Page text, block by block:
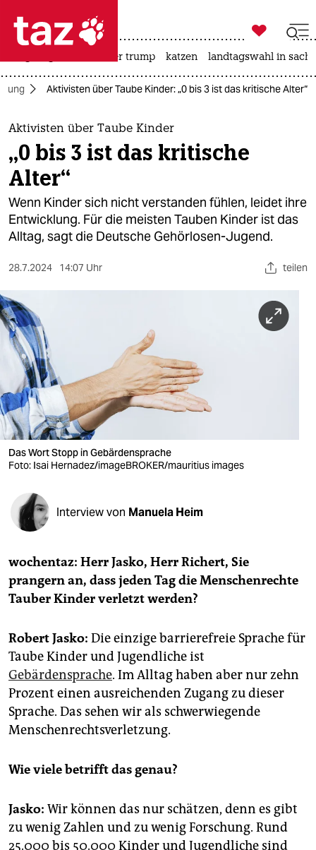
 taz zahl ich
taz zahl ich
themen
politik
öko
gesellschaft
sport
berlin
nord
wahrheit
verlag
verlag
veranstaltungen
shop
fragen & hilfe
unterstützen
abo
epaper login

taz zahl ich
usa unter trump katzen landtagswahl in
Aktivisten über Taube Kinder: „0 bis 3 ist das kritische Alter“
Aktivisten über Taube Kinder
„0 bis 3 ist das kritische
Alter“
Wenn Kinder sich nicht verstanden fühlen, leidet ihre
Entwicklung. Für die meisten Tauben Kinder ist das
Alltag, sagt die Deutsche Gehörlosen-Jugend.
28.7.2024 14:07 Uhr teilen
Das Wort Stopp in Gebärdensprache
Foto: Isai Hernadez/imageBROKER/mauritius images
Interview von Manuela Heim
wochentaz: Herr Jasko, Herr Richert, Sie
prangern an, dass jeden Tag die Menschenrechte
Tauber Kinder verletzt werden?
Robert Jasko: Die einzige barrierefreie Sprache für
Taube Kinder und Jugendliche ist
Gebärdensprache. Im Alltag haben aber nur zehn
Prozent einen ausreichenden Zugang zu dieser
Sprache. Das sehen wir als schwerwiegende
Menschenrechtsverletzung.
Wie viele betrifft das genau?
Jasko: Wir können das nur schätzen, denn es gibt
zu wenig Zahlen und zu wenig Forschung. Rund
25.000 bis 50.000 Kinder und Jugendliche sind